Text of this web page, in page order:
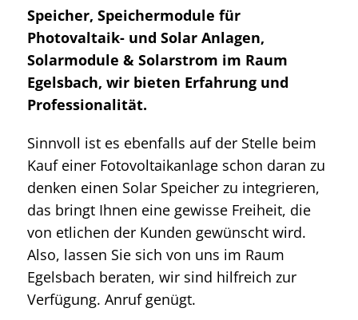
Speicher, Speichermodule für
Photovaltaik- und Solar Anlagen,
Solarmodule & Solarstrom im Raum
Egelsbach, wir bieten Erfahrung und
Professionalität.
Sinnvoll ist es ebenfalls auf der Stelle beim
Kauf einer Fotovoltaikanlage schon daran zu
denken einen Solar Speicher zu integrieren,
das bringt Ihnen eine gewisse Freiheit, die
von etlichen der Kunden gewünscht wird.
Also, lassen Sie sich von uns im Raum
Egelsbach beraten, wir sind hilfreich zur
Verfügung. Anruf genügt.